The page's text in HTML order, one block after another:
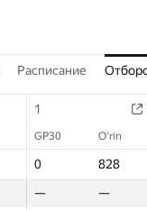
Расписание
1
GP30 O‘rin
0
828
—
—
1
GP30 O‘rin
0
828
—
—